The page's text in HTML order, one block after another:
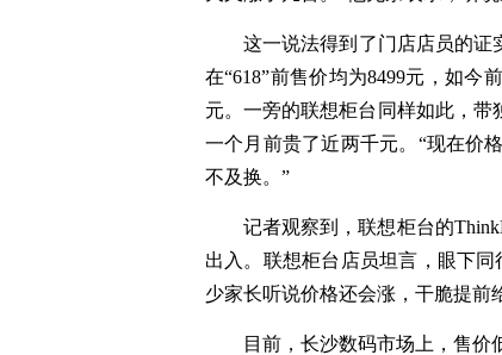
这一说法得到了门店店员的证
在“618”前售价均为8499元，如今
元。一旁的联想柜台同样如此，带
一个月前贵了近两千元。“现在价
不及换。”
记者观察到，联想柜台的
出入。联想柜台店员坦言，眼下
少家长听说价格还会涨，干脆提前
目前，长沙数码市场上，售价